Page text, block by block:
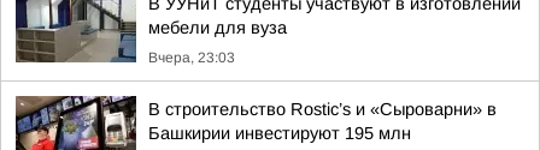
мебели для вуза
Вчера, 23:03
В строительство Rostic’s и «Сыроварни» в
Башкирии инвестируют 195 млн